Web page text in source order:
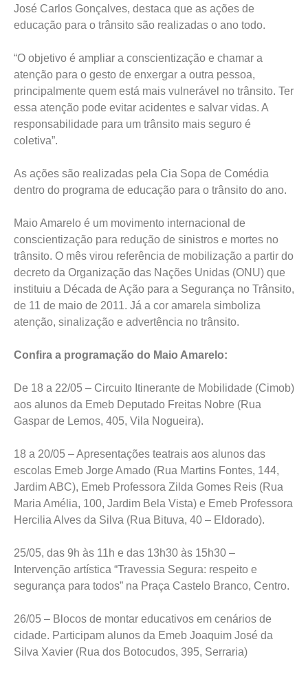
José Carlos Gonçalves, destaca que as ações de
educação para o trânsito são realizadas o ano todo.
“O objetivo é ampliar a conscientização e chamar a
atenção para o gesto de enxergar a outra pessoa,
principalmente quem está mais vulnerável no trânsito. Ter
essa atenção pode evitar acidentes e salvar vidas. A
responsabilidade para um trânsito mais seguro é
coletiva”.
As ações são realizadas pela Cia Sopa de Comédia
dentro do programa de educação para o trânsito do ano.
Maio Amarelo é um movimento internacional de
conscientização para redução de sinistros e mortes no
trânsito. O mês virou referência de mobilização a partir do
decreto da Organização das Nações Unidas (ONU) que
instituiu a Década de Ação para a Segurança no Trânsito,
de 11 de maio de 2011. Já a cor amarela simboliza
atenção, sinalização e advertência no trânsito.
Confira a programação do Maio Amarelo:
De 18 a 22/05 – Circuito Itinerante de Mobilidade (Cimob)
aos alunos da Emeb Deputado Freitas Nobre (Rua
Gaspar de Lemos, 405, Vila Nogueira).
18 a 20/05 – Apresentações teatrais aos alunos das
escolas Emeb Jorge Amado (Rua Martins Fontes, 144,
Jardim ABC), Emeb Professora Zilda Gomes Reis (Rua
Maria Amélia, 100, Jardim Bela Vista) e Emeb Professora
Hercilia Alves da Silva (Rua Bituva, 40 – Eldorado).
25/05, das 9h às 11h e das 13h30 às 15h30 –
Intervenção artística “Travessia Segura: respeito e
segurança para todos” na Praça Castelo Branco, Centro.
26/05 – Blocos de montar educativos em cenários de
cidade. Participam alunos da Emeb Joaquim José da
Silva Xavier (Rua dos Botocudos, 395, Serraria)